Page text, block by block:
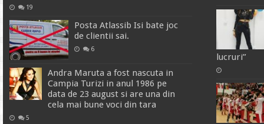
19
Posta Atlassib Isi bate joc
de clientii sai.
6
Andra Maruta a fost nascuta in
Campia Turizi in anul 1986 pe
data de 23 august si are una din
cela mai bune voci din tara
5
lucruri”